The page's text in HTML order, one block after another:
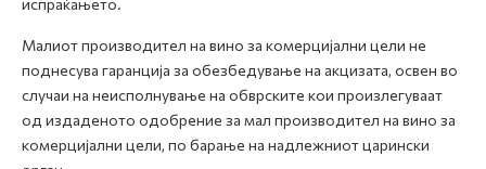
испраќањето.
Малиот производител на вино за комерцијални цели не
поднесува гаранција за обезбедување на акцизата, освен во
случаи на неисполнување на обврските кои произлегуваат
од издаденото одобрение за мал производител на вино за
комерцијални цели, по барање на надлежниот царински